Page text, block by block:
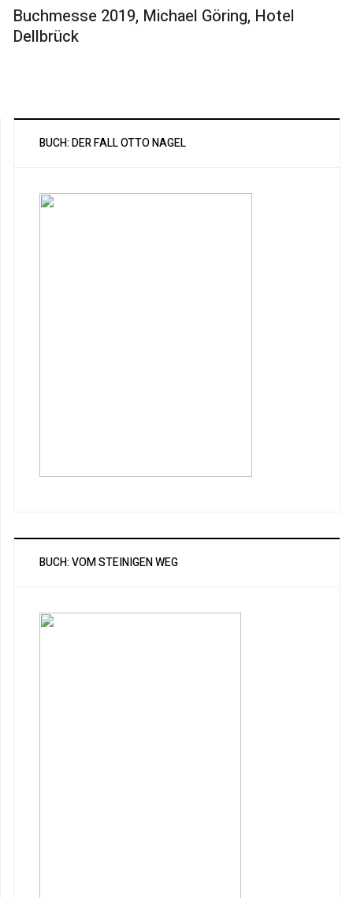
Buchmesse 2019, Michael Göring, Hotel
Dellbrück
BUCH: DER FALL OTTO NAGEL
BUCH: VOM STEINIGEN WEG